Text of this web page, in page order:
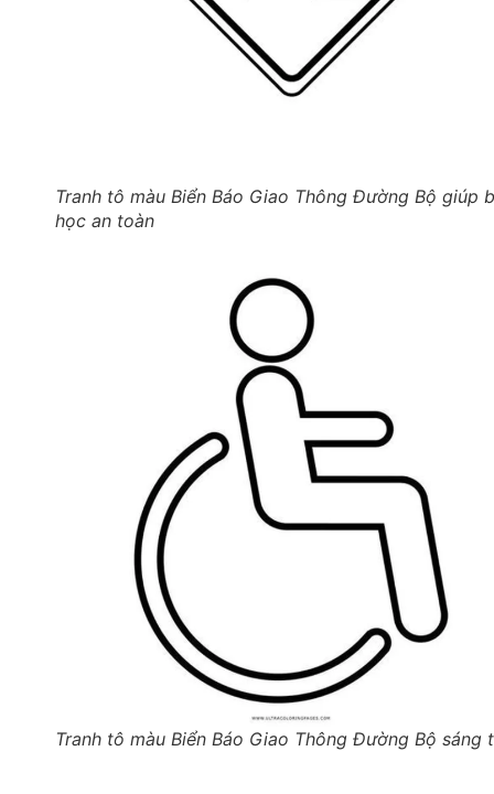
Tranh tô màu Biển Báo Giao Thông Đường Bộ giúp
học an toàn
Tranh tô màu Biển Báo Giao Thông Đường Bộ sáng